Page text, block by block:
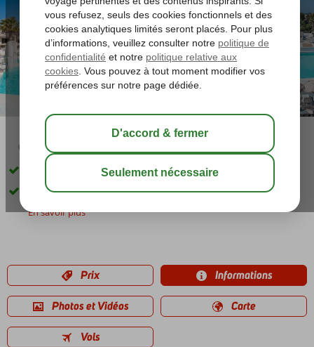
04:30 sauver
Chambres (familiales) spacieuses
En savoir plus
Prix Informations
Photos et Vidéos Carte
Vols